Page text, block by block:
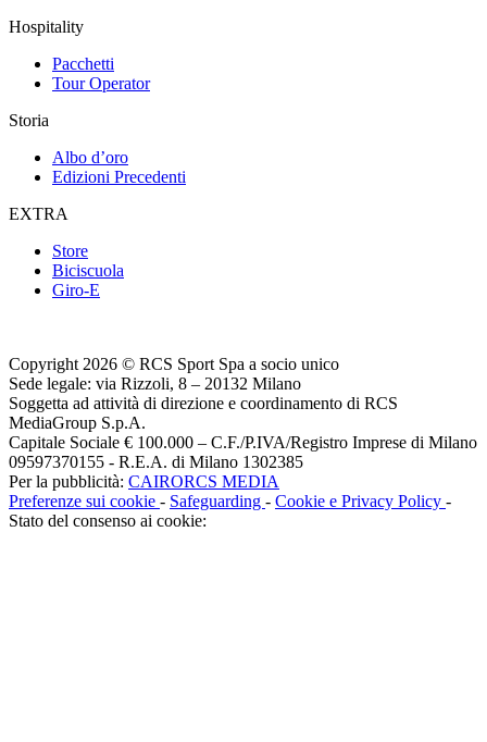
Hospitality
Pacchetti
Tour Operator
Storia
Albo d’oro
Edizioni Precedenti
EXTRA
Store
Biciscuola
Giro-E
Copyright 2026 © RCS Sport Spa a socio unico
Sede legale: via Rizzoli, 8 – 20132 Milano
Soggetta ad attività di direzione e coordinamento di RCS
MediaGroup S.p.A.
Capitale Sociale € 100.000 – C.F./P.IVA/Registro Imprese di Milano
09597370155 - R.E.A. di Milano 1302385
Per la pubblicità: CAIRORCS MEDIA
Preferenze sui cookie - Safeguarding - Cookie e Privacy Policy -
Stato del consenso ai cookie: